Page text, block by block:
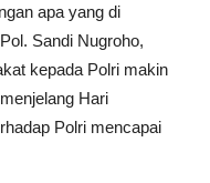
apa yang di
Sandi Nugroho,
kepada Polri makin
Hari
Polri mencapai